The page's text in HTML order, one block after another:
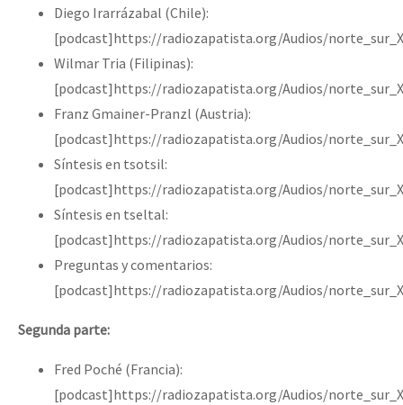
Diego Irarrázabal (Chile):
[podcast]https://radiozapatista.org/Audios/
Wilmar Tria (Filipinas):
[podcast]https://radiozapatista.org/Audios/
Franz Gmainer-Pranzl (Austria):
[podcast]https://radiozapatista.org/Audios/
Síntesis en tsotsil:
[podcast]https://radiozapatista.org/Audios/
Síntesis en tseltal:
[podcast]https://radiozapatista.org/Audios/
Preguntas y comentarios:
[podcast]https://radiozapatista.org/Audios/
Segunda parte:
Fred Poché (Francia):
[podcast]https://radiozapatista.org/Audios/